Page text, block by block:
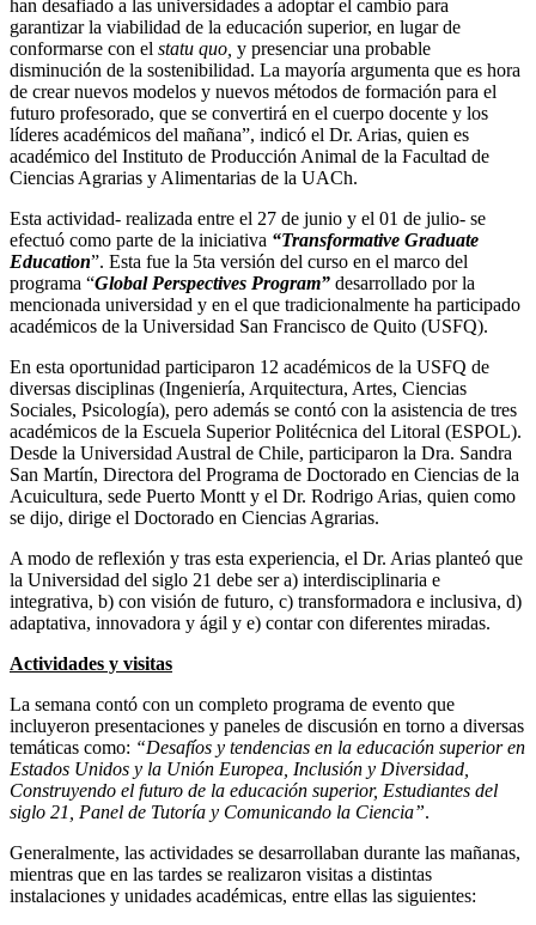
han desafiado a las universidades a adoptar el cambio para
garantizar la viabilidad de la educación superior, en lugar de
conformarse con el statu quo, y presenciar una probable
disminución de la sostenibilidad. La mayoría argumenta que es hora
de crear nuevos modelos y nuevos métodos de formación para el
futuro profesorado, que se convertirá en el cuerpo docente y los
líderes académicos del mañana”, indicó el Dr. Arias, quien es
académico del Instituto de Producción Animal de la Facultad de
Ciencias Agrarias y Alimentarias de la UACh.
Esta actividad- realizada entre el 27 de junio y el 01 de julio- se
efectuó como parte de la iniciativa “Transformative Graduate
Education”. Esta fue la 5ta versión del curso en el marco del
programa “Global Perspectives Program” desarrollado por la
mencionada universidad y en el que tradicionalmente ha participado
académicos de la Universidad San Francisco de Quito (USFQ).
En esta oportunidad participaron 12 académicos de la USFQ de
diversas disciplinas (Ingeniería, Arquitectura, Artes, Ciencias
Sociales, Psicología), pero además se contó con la asistencia de tres
académicos de la Escuela Superior Politécnica del Litoral (ESPOL).
Desde la Universidad Austral de Chile, participaron la Dra. Sandra
San Martín, Directora del Programa de Doctorado en Ciencias de la
Acuicultura, sede Puerto Montt y el Dr. Rodrigo Arias, quien como
se dijo, dirige el Doctorado en Ciencias Agrarias.
A modo de reflexión y tras esta experiencia, el Dr. Arias planteó que
la Universidad del siglo 21 debe ser a) interdisciplinaria e
integrativa, b) con visión de futuro, c) transformadora e inclusiva, d)
adaptativa, innovadora y ágil y e) contar con diferentes miradas.
Actividades y visitas
La semana contó con un completo programa de evento que
incluyeron presentaciones y paneles de discusión en torno a diversas
temáticas como: “Desafíos y tendencias en la educación superior en
Estados Unidos y la Unión Europea, Inclusión y Diversidad,
Construyendo el futuro de la educación superior, Estudiantes del
siglo 21, Panel de Tutoría y Comunicando la Ciencia”.
Generalmente, las actividades se desarrollaban durante las mañanas,
mientras que en las tardes se realizaron visitas a distintas
instalaciones y unidades académicas, entre ellas las siguientes: